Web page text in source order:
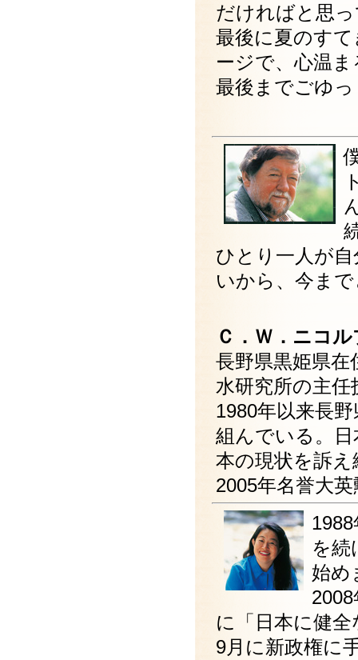
だければと思
最後に夏のす
ージで、心温
最後までごゆ
ひとり一人が
いから、今ま
Ｃ．Ｗ．ニコ
長野県黒姫県在
水研究所の主任
1980年以来長
組んでいる。
本の現状を訴
2005年名誉大
を続
始め
に「日本に健
9月に新政権に